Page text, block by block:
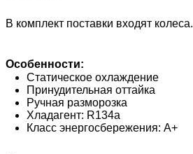
В комплект поставки входят колеса.
Особенности:
Статическое охлаждение
Принудительная оттайка
Ручная разморозка​
Хладагент: R134a
Класс энергосбережения: А+